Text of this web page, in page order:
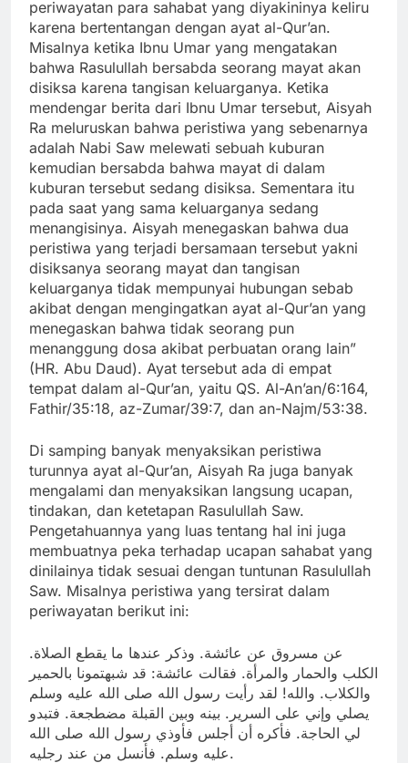
periwayatan para sahabat yang diyakininya keliru
karena bertentangan dengan ayat al-Qur’an.
Misalnya ketika Ibnu Umar yang mengatakan
bahwa Rasulullah bersabda seorang mayat akan
disiksa karena tangisan keluarganya. Ketika
mendengar berita dari Ibnu Umar tersebut, Aisyah
Ra meluruskan bahwa peristiwa yang sebenarnya
adalah Nabi Saw melewati sebuah kuburan
kemudian bersabda bahwa mayat di dalam
kuburan tersebut sedang disiksa. Sementara itu
pada saat yang sama keluarganya sedang
menangisinya. Aisyah menegaskan bahwa dua
peristiwa yang terjadi bersamaan tersebut yakni
disiksanya seorang mayat dan tangisan
keluarganya tidak mempunyai hubungan sebab
akibat dengan mengingatkan ayat al-Qur’an yang
menegaskan bahwa tidak seorang pun
menanggung dosa akibat perbuatan orang lain”
(HR. Abu Daud). Ayat tersebut ada di empat
tempat dalam al-Qur’an, yaitu QS. Al-An’an/6:164,
Fathir/35:18, az-Zumar/39:7, dan an-Najm/53:38.
Di samping banyak menyaksikan peristiwa
turunnya ayat al-Qur’an, Aisyah Ra juga banyak
mengalami dan menyaksikan langsung ucapan,
tindakan, dan ketetapan Rasulullah Saw.
Pengetahuannya yang luas tentang hal ini juga
membuatnya peka terhadap ucapan sahabat yang
dinilainya tidak sesuai dengan tuntunan Rasulullah
Saw. Misalnya peristiwa yang tersirat dalam
periwayatan berikut ini:
عن مسروق عن عائشة. وذكر عندها ما يقطع الصلاة.
الكلب والحمار والمرأة. فقالت عائشة: قد شبهتمونا بالحمير
والكلاب. والله! لقد رأيت رسول الله صلى الله عليه وسلم
يصلي وإني على السرير. بينه وبين القبلة مضطجعة. فتبدو
لي الحاجة. فأكره أن أجلس فأوذي رسول الله صلى الله
عليه وسلم. فأنسل من عند رجليه.